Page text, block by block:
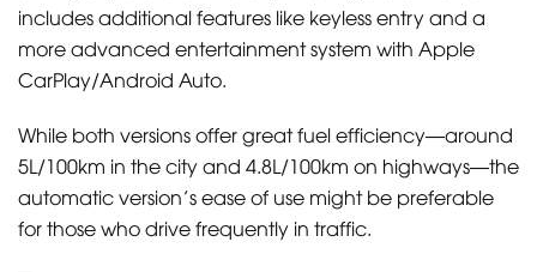
includes additional features like keyless entry and a
more advanced entertainment system with Apple
CarPlay/Android Auto.
While both versions offer great fuel efficiency—around
5L/100km in the city and 4.8L/100km on highways—the
automatic version’s ease of use might be preferable
for those who drive frequently in traffic.